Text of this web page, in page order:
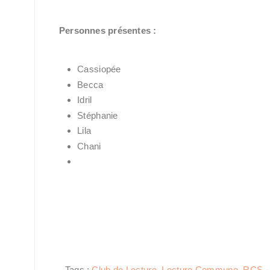
Personnes présentes :
Cassiopée
Becca
Idril
Stéphanie
Lila
Chani